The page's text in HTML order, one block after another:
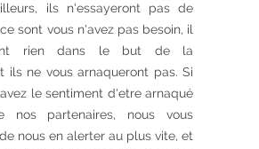
ils n'essayeront pas de
sont vous n'avez pas besoin, il
rien dans le but de la
ils ne vous arnaqueront pas. Si
le sentiment d'etre arnaqué
nos partenaires, nous vous
nous en alerter au plus vite, et